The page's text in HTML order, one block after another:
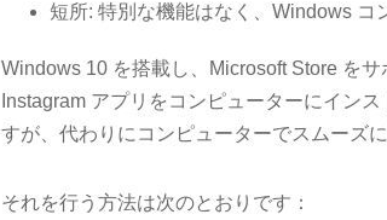
短所: 特別な機能はなく、Windows コ
Windows 10 を搭載し、Microsoft Store を
Instagram アプリをコンピューターにイン
すが、代わりにコンピューターでスムーズに
それを行う方法は次のとおりです：